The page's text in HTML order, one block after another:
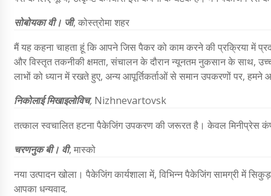
सोबोयका वी। जी, कोस्त्रोमा शहर
मैं यह कहना चाहता हूं कि आपने जिस पैकर को काम करने की प्रक्रिया में
और विस्तृत तकनीकी क्षमता, संचालन के दौरान न्यूनतम नुकसान के साथ,
लाभों को ध्यान में रखते हुए, अन्य आपूर्तिकर्ताओं से समान उपकरणों पर,
निकोलाई मिखाइलोविच, Nizhnevartovsk
तत्काल स्वचालित हटना पैकेजिंग उपकरण की जरूरत है। केवल मिनीप्रेस
चरणनुक बी। वी, मास्को
नया उत्पादन खोला। पैकेजिंग कार्यशाला में, विभिन्न पैकेजिंग सामग्री
आपका धन्यवाद.